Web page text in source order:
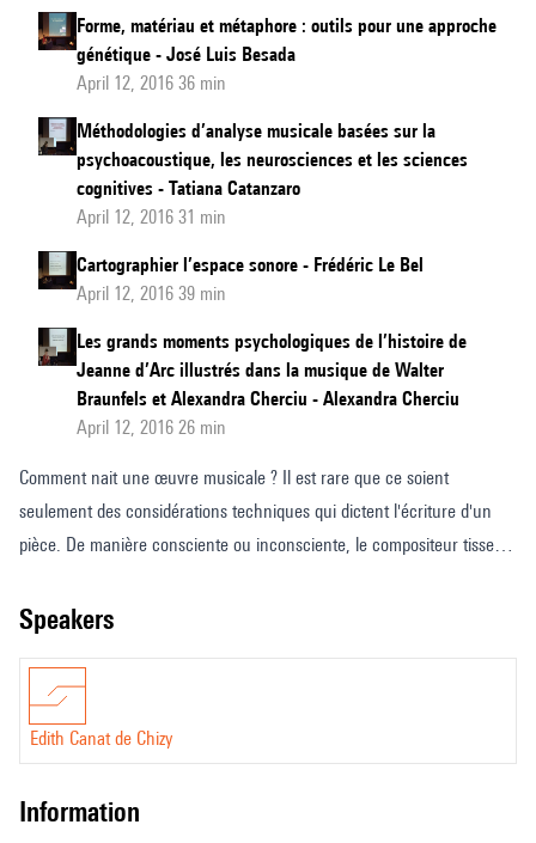
Forme, matériau et métaphore : outils pour une approche
génétique - José Luis Besada
April 12, 2016 36 min
Méthodologies d’analyse musicale basées sur la
psychoacoustique, les neurosciences et les sciences
cognitives - Tatiana Catanzaro
April 12, 2016 31 min
Cartographier l’espace sonore - Frédéric Le Bel
April 12, 2016 39 min
Les grands moments psychologiques de l’histoire de
Jeanne d’Arc illustrés dans la musique de Walter
Braunfels et Alexandra Cherciu - Alexandra Cherciu
April 12, 2016 26 min
Comment nait une œuvre musicale ? Il est rare que ce soient
seulement des considérations techniques qui dictent l'écriture d'un
pièce. De manière consciente ou inconsciente, le compositeur tisse
mythiques.
sources, parfois elle les mobilise sans en percevoir tous les enjeux,
parfois elle ne fait que s'amuser de références désuètes. Comment
d'analyse ?
speakers
Edith Canat de Chizy
information